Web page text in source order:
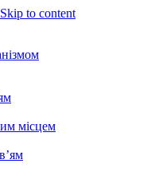
Skip to content
місцем